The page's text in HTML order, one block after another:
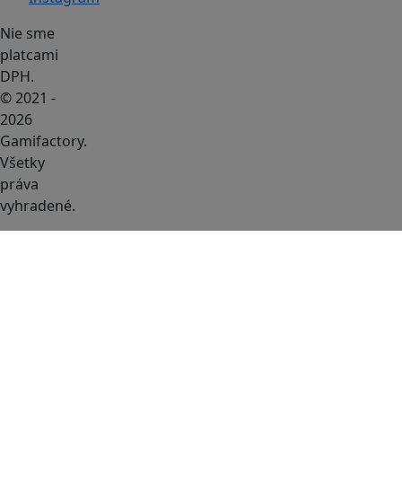
Nie sme
platcami
DPH.
© 2021 -
2026
Gamifactory.
Všetky
práva
vyhradené.